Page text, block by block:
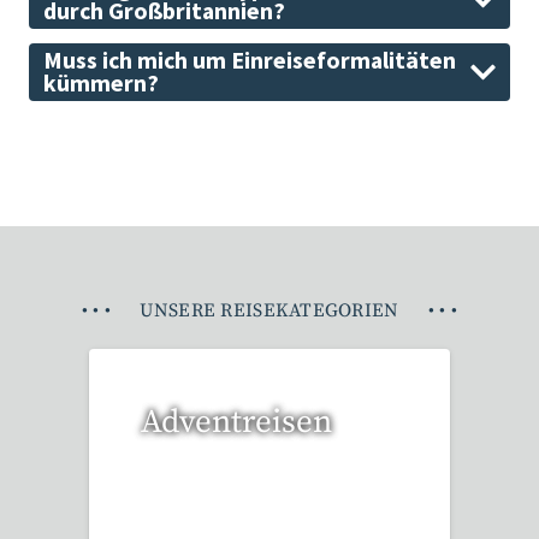
durch Großbritannien?
Muss ich mich um Einreiseformalitäten
kümmern?
• • • UNSERE REISEKATEGORIEN • • •
Adventreisen